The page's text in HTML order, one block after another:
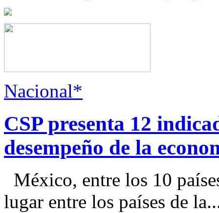
Nacional*
CSP presenta 12
desempeño de la
México, entre los 10
lugar entre los países de